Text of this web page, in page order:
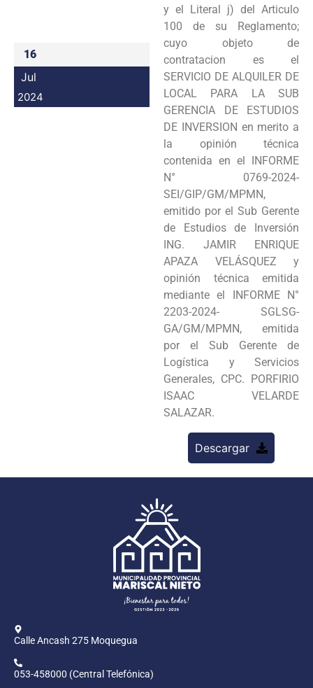
16
Jul
2024
y el Literal j) del Articulo
100 de su Reglamento;
cuyo objeto de
contratacion es el
SERVICIO DE ALQUILER DE
LOCAL PARA LA SUB
GERENCIA DE ESTUDIOS
DE INVERSION en merito a
la opinión técnica
contenida en el INFORME
N° 0769-2024-
SEI/GIP/GM/MPMN,
emitido por el Sub Gerente
de Estudios de Inversión
ING. JAMIR ENRIQUE
APAZA VELÁSQUEZ y
opinión técnica emitida
mediante el INFORME N°
2203-2024- SGLSG-
GA/GM/MPMN, emitida
por el Sub Gerente de
Logística y Servicios
Generales, CPC. PORFIRIO
ISAAC VELARDE
SALAZAR.
Descargar
Calle Ancash 275 Moquegua
053-458000 (Central Telefónica)